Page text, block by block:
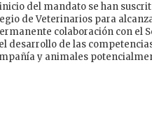
del mandato se han
de Veterinarios para
colaboración con el
desarrollo de las
y animales